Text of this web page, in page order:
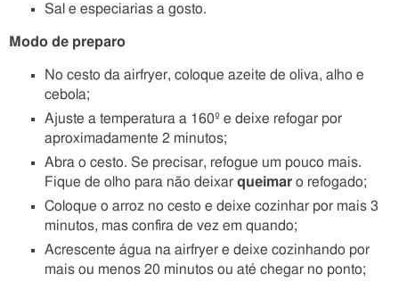
Sal e especiarias a gosto.
Modo de preparo
No cesto da airfryer, coloque azeite de oliva, alho e
cebola;
Ajuste a temperatura a 160º e deixe refogar por
aproximadamente 2 minutos;
Abra o cesto. Se precisar, refogue um pouco mais.
Fique de olho para não deixar queimar o refogado;
Coloque o arroz no cesto e deixe cozinhar por mais 3
minutos, mas confira de vez em quando;
Acrescente água na airfryer e deixe cozinhando por
mais ou menos 20 minutos ou até chegar no ponto;